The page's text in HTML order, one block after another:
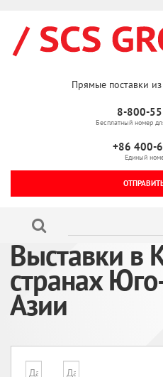
Прямые поставки
8-800-
Бесплатный номер
+86 400-
Единый
Выставки в
странах
Азии